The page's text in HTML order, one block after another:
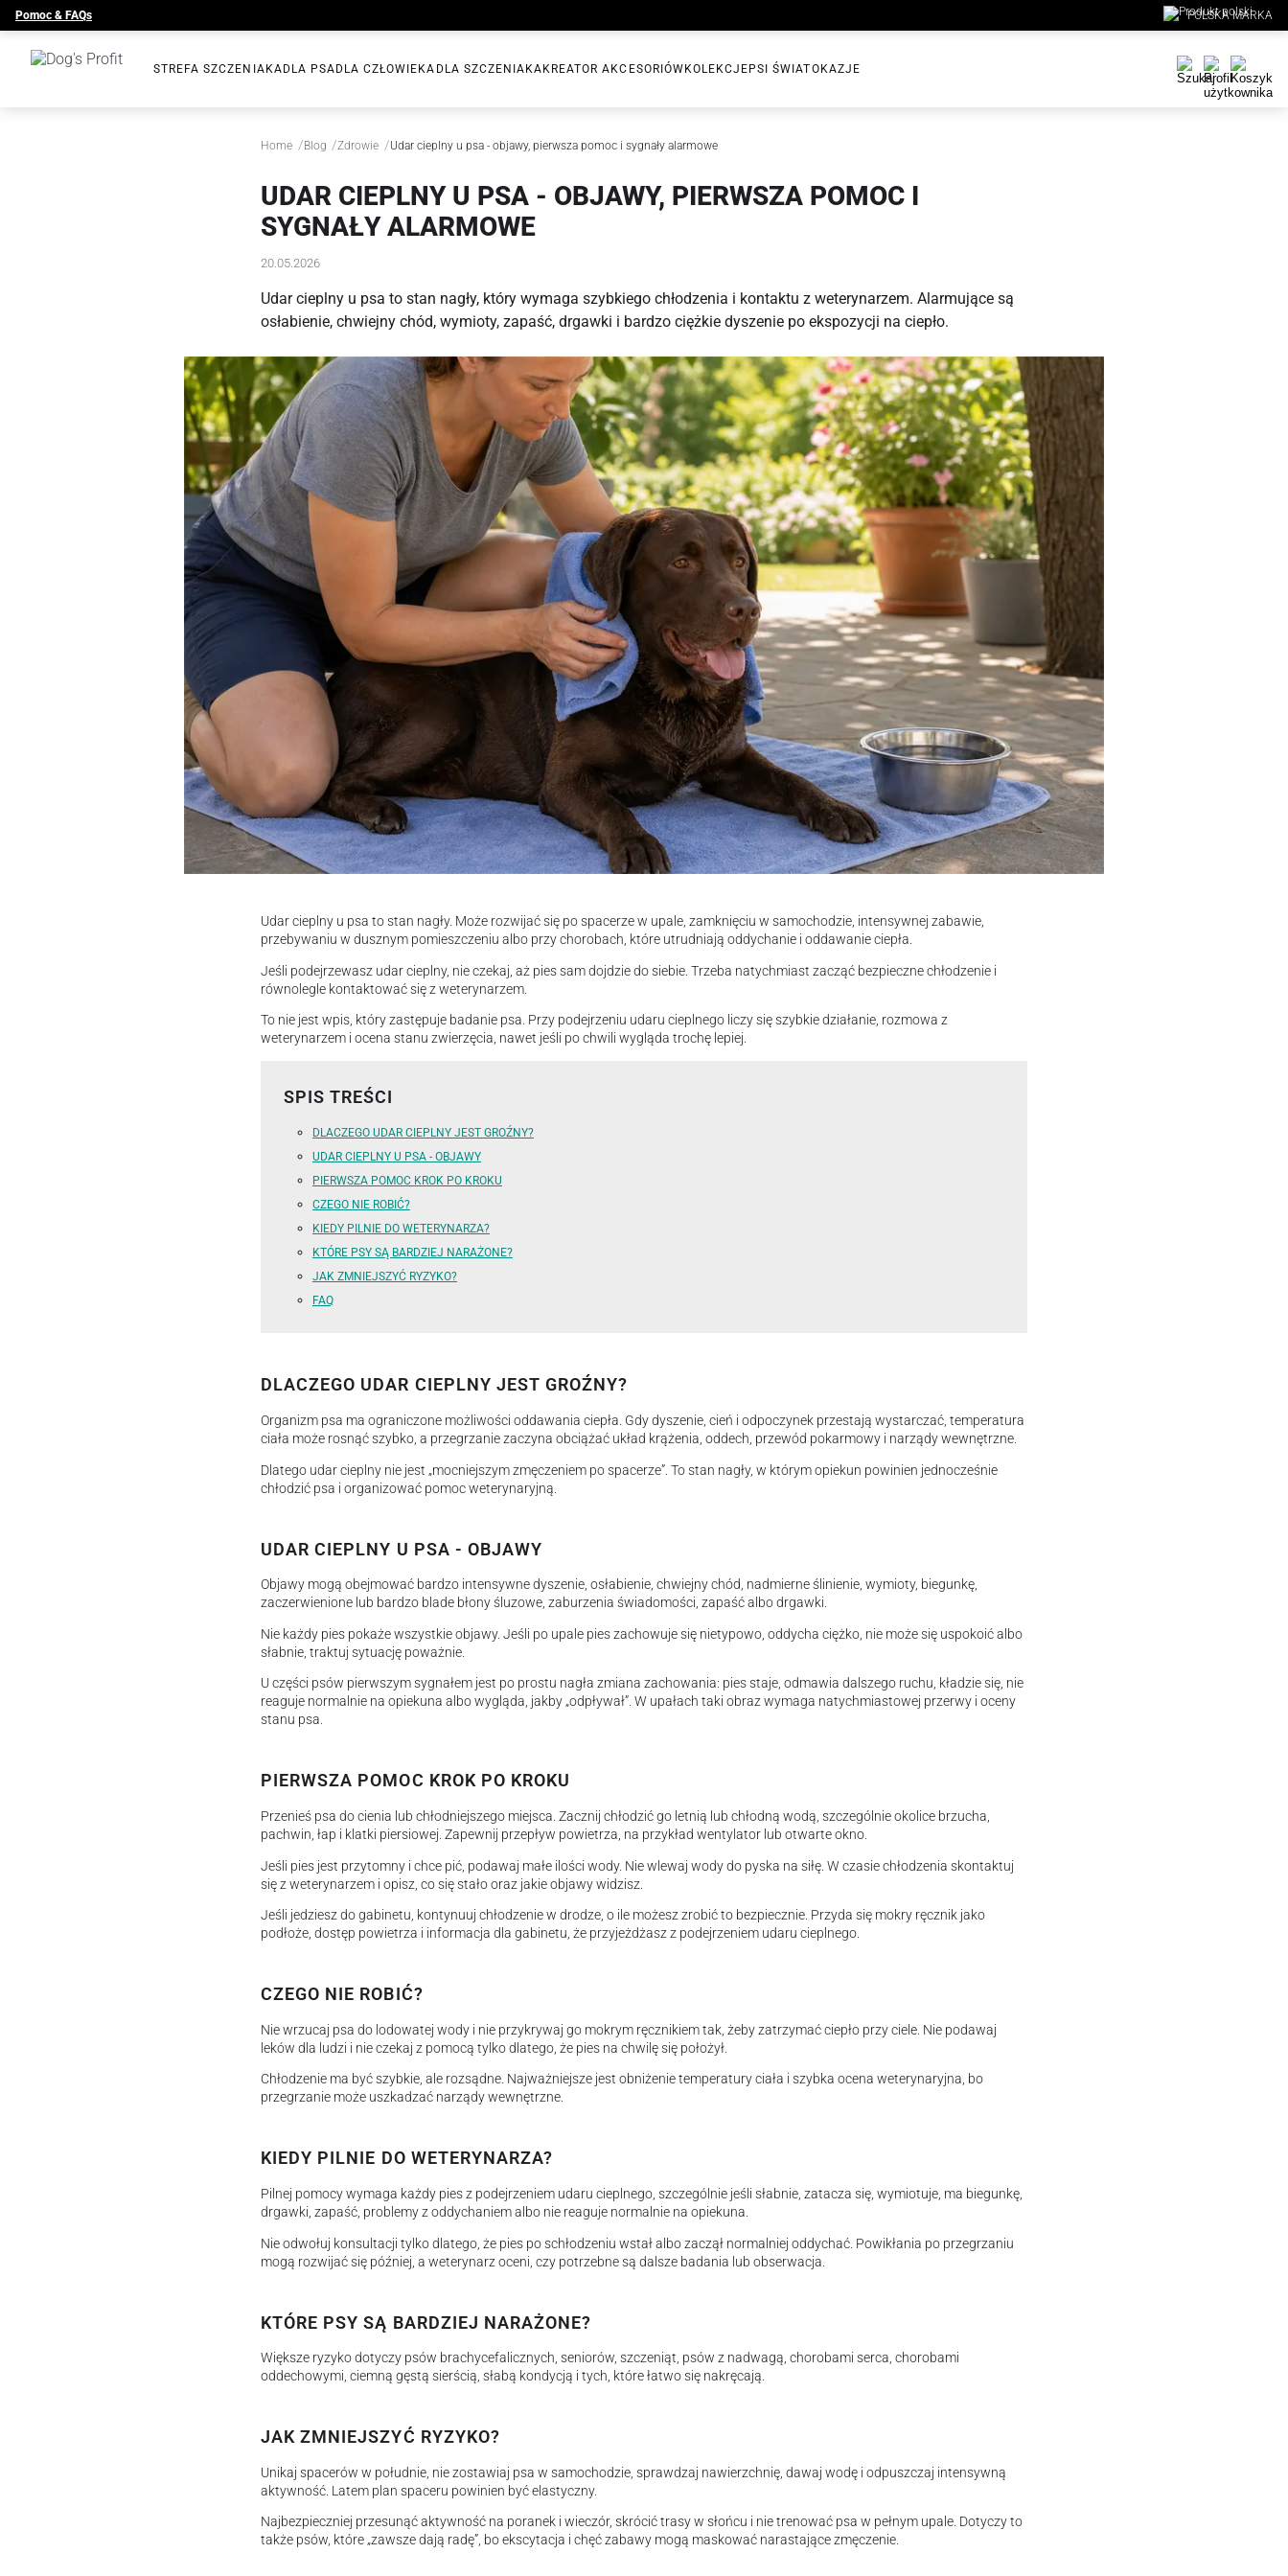
Pomoc & FAQs POLSKA MARKA
STREFA SZCZENIAKA DLA PSA DLA CZŁOWIEKA DLA SZCZENIAKA KREATOR AKCESORIÓW KOLEKCJE PSI ŚWIATOKAZJE
Home /Blog /Zdrowie /Udar cieplny u psa - objawy, pierwsza pomoc i sygnały alarmowe
UDAR CIEPLNY U PSA - OBJAWY, PIERWSZA POMOC I
SYGNAŁY ALARMOWE
20.05.2026
Udar cieplny u psa to stan nagły, który wymaga szybkiego chłodzenia i kontaktu z weterynarzem. Alarmujące są
osłabienie, chwiejny chód, wymioty, zapaść, drgawki i bardzo ciężkie dyszenie po ekspozycji na ciepło.
Udar cieplny u psa to stan nagły. Może rozwijać się po spacerze w upale, zamknięciu w samochodzie, intensywnej zabawie,
przebywaniu w dusznym pomieszczeniu albo przy chorobach, które utrudniają oddychanie i oddawanie ciepła.
Jeśli podejrzewasz udar cieplny, nie czekaj, aż pies sam dojdzie do siebie. Trzeba natychmiast zacząć bezpieczne chłodzenie i
równolegle kontaktować się z weterynarzem.
To nie jest wpis, który zastępuje badanie psa. Przy podejrzeniu udaru cieplnego liczy się szybkie działanie, rozmowa z
weterynarzem i ocena stanu zwierzęcia, nawet jeśli po chwili wygląda trochę lepiej.
SPIS TREŚCI
DLACZEGO UDAR CIEPLNY JEST GROŹNY?
UDAR CIEPLNY U PSA - OBJAWY
PIERWSZA POMOC KROK PO KROKU
CZEGO NIE ROBIĆ?
KIEDY PILNIE DO WETERYNARZA?
KTÓRE PSY SĄ BARDZIEJ NARAŻONE?
JAK ZMNIEJSZYĆ RYZYKO?
FAQ
DLACZEGO UDAR CIEPLNY JEST GROŹNY?
Organizm psa ma ograniczone możliwości oddawania ciepła. Gdy dyszenie, cień i odpoczynek przestają wystarczać, temperatura
ciała może rosnąć szybko, a przegrzanie zaczyna obciążać układ krążenia, oddech, przewód pokarmowy i narządy wewnętrzne.
Dlatego udar cieplny nie jest „mocniejszym zmęczeniem po spacerze”. To stan nagły, w którym opiekun powinien jednocześnie
chłodzić psa i organizować pomoc weterynaryjną.
UDAR CIEPLNY U PSA - OBJAWY
Objawy mogą obejmować bardzo intensywne dyszenie, osłabienie, chwiejny chód, nadmierne ślinienie, wymioty, biegunkę,
zaczerwienione lub bardzo blade błony śluzowe, zaburzenia świadomości, zapaść albo drgawki.
Nie każdy pies pokaże wszystkie objawy. Jeśli po upale pies zachowuje się nietypowo, oddycha ciężko, nie może się uspokoić albo
słabnie, traktuj sytuację poważnie.
U części psów pierwszym sygnałem jest po prostu nagła zmiana zachowania: pies staje, odmawia dalszego ruchu, kładzie się, nie
reaguje normalnie na opiekuna albo wygląda, jakby „odpływał”. W upałach taki obraz wymaga natychmiastowej przerwy i oceny
stanu psa.
PIERWSZA POMOC KROK PO KROKU
Przenieś psa do cienia lub chłodniejszego miejsca. Zacznij chłodzić go letnią lub chłodną wodą, szczególnie okolice brzucha,
pachwin, łap i klatki piersiowej. Zapewnij przepływ powietrza, na przykład wentylator lub otwarte okno.
Jeśli pies jest przytomny i chce pić, podawaj małe ilości wody. Nie wlewaj wody do pyska na siłę. W czasie chłodzenia skontaktuj
się z weterynarzem i opisz, co się stało oraz jakie objawy widzisz.
Jeśli jedziesz do gabinetu, kontynuuj chłodzenie w drodze, o ile możesz zrobić to bezpiecznie. Przyda się mokry ręcznik jako
podłoże, dostęp powietrza i informacja dla gabinetu, że przyjeżdżasz z podejrzeniem udaru cieplnego.
CZEGO NIE ROBIĆ?
Nie wrzucaj psa do lodowatej wody i nie przykrywaj go mokrym ręcznikiem tak, żeby zatrzymać ciepło przy ciele. Nie podawaj
leków dla ludzi i nie czekaj z pomocą tylko dlatego, że pies na chwilę się położył.
Chłodzenie ma być szybkie, ale rozsądne. Najważniejsze jest obniżenie temperatury ciała i szybka ocena weterynaryjna, bo
przegrzanie może uszkadzać narządy wewnętrzne.
KIEDY PILNIE DO WETERYNARZA?
Pilnej pomocy wymaga każdy pies z podejrzeniem udaru cieplnego, szczególnie jeśli słabnie, zatacza się, wymiotuje, ma biegunkę,
drgawki, zapaść, problemy z oddychaniem albo nie reaguje normalnie na opiekuna.
Nie odwołuj konsultacji tylko dlatego, że pies po schłodzeniu wstał albo zaczął normalniej oddychać. Powikłania po przegrzaniu
mogą rozwijać się później, a weterynarz oceni, czy potrzebne są dalsze badania lub obserwacja.
KTÓRE PSY SĄ BARDZIEJ NARAŻONE?
Większe ryzyko dotyczy psów brachycefalicznych, seniorów, szczeniąt, psów z nadwagą, chorobami serca, chorobami
oddechowymi, ciemną gęstą sierścią, słabą kondycją i tych, które łatwo się nakręcają.
JAK ZMNIEJSZYĆ RYZYKO?
Unikaj spacerów w południe, nie zostawiaj psa w samochodzie, sprawdzaj nawierzchnię, dawaj wodę i odpuszczaj intensywną
aktywność. Latem plan spaceru powinien być elastyczny.
Najbezpieczniej przesunąć aktywność na poranek i wieczór, skrócić trasy w słońcu i nie trenować psa w pełnym upale. Dotyczy to
także psów, które „zawsze dają radę”, bo ekscytacja i chęć zabawy mogą maskować narastające zmęczenie.